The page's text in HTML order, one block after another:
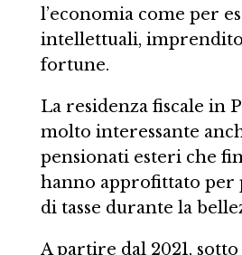
l’economia come per
intellettuali,
fortune.
La residenza fiscale in
molto interessante
pensionati esteri che
hanno approfittato per
di tasse durante la
A partire dal 2021,